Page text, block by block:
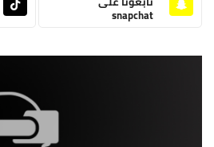
snapchat